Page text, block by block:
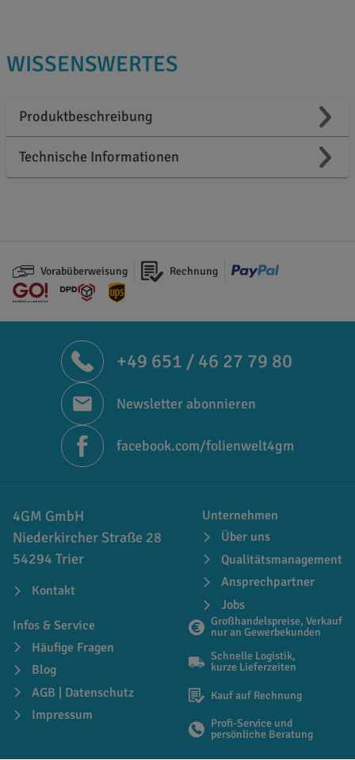
WISSENSWERTES
Produktbeschreibung
Technische Informationen
Vorabüberweisung Rechnung
+49 651 / 46 27 79 80
Newsletter abonnieren
facebook.com/folienwelt4gm
4GM GmbH
Niederkircher Straße 28
54294 Trier
Kontakt
Unternehmen
Über uns
Qualitätsmanagement
Ansprechpartner
Jobs
Infos & Service
Häufige Fragen
Blog
AGB | Datenschutz
Impressum
Großhandelspreise, Verkauf
nur an Gewerbekunden
Schnelle Logistik,
kurze Lieferzeiten
Kauf auf Rechnung
Profi-Service und
persönliche Beratung